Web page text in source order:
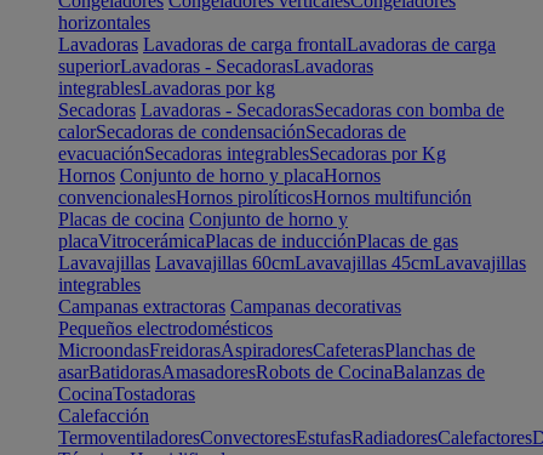
horizontales
Lavadoras Lavadoras de carga frontalLavadoras de carga
superiorLavadoras - SecadorasLavadoras
integrablesLavadoras por kg
Secadoras Lavadoras - SecadorasSecadoras con bomba de
calorSecadoras de condensaciónSecadoras de
evacuaciónSecadoras integrablesSecadoras por Kg
Hornos Conjunto de horno y placaHornos
convencionalesHornos pirolíticosHornos multifunción
Placas de cocina Conjunto de horno y
placaVitrocerámicaPlacas de inducciónPlacas de gas
Lavavajillas Lavavajillas 60cmLavavajillas 45cmLavavajillas
integrables
Campanas extractoras Campanas decorativas
Pequeños electrodomésticos
MicroondasFreidorasAspiradoresCafeterasPlanchas de
asarBatidorasAmasadoresRobots de CocinaBalanzas de
CocinaTostadoras
Calefacción
TermoventiladoresConvectoresEstufasRadiadoresCalefactores